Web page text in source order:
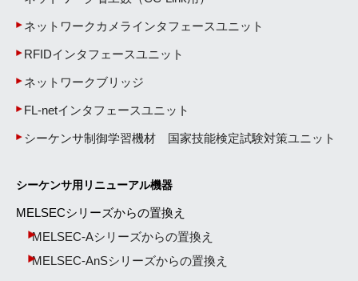
ネットワークカメラインタフェースユニット
RFIDインタフェースユニット
ネットワークブリッジ
FL-netインタフェースユニット
シーケンサ制御学習機材 国家技能検定試験対策ユニット
シーケンサ用リニューアル機器
MELSECシリーズからの置換え
MELSEC-Aシリーズからの置換え
MELSEC-AnSシリーズからの置換え